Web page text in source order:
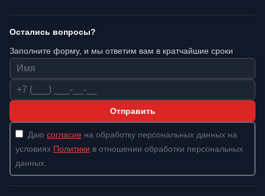
Остались вопросы?
Заполните форму, и мы ответим вам в кратчайшие сроки
Имя
Телефон
Отправить
Даю согласие на обработку персональных данных на
условиях Политики в отношении обработки персональных
данных.